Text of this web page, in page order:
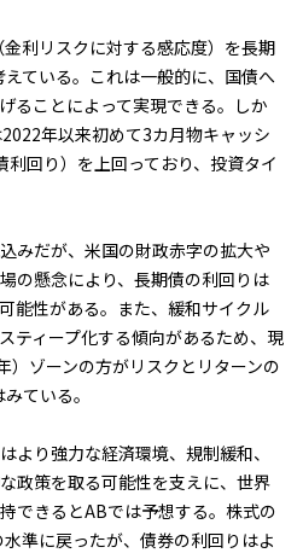
利リスクに対する感応度）を長期
ている。これは一般的に、国債へ
ることによって実現できる。しか
年以来初めて3カ月物キャッシ
回り）を上回っており、投資タイ
みだが、米国の財政赤字の拡大や
の懸念により、長期債の利回りは
能性がある。また、緩和サイクル
ティープ化する傾向があるため、現
）ゾーンの方がリスクとリターンの
ている。
より強力な経済環境、規制緩和、
政策を取る可能性を支えに、世界
できるとABでは予想する。株式の
準に戻ったが、債券の利回りはよ